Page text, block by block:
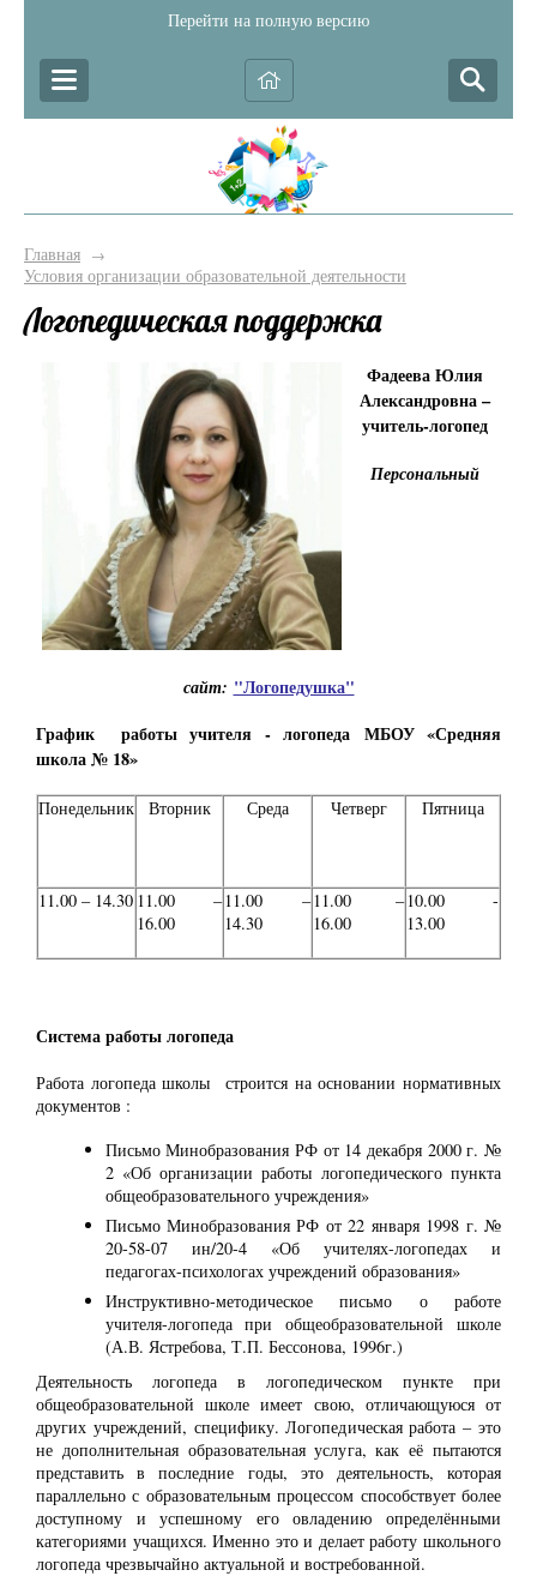
Перейти на полную версию
Главная →
Условия организации образовательной деятельности
Логопедическая поддержка
Фадеева Юлия
Александровна –
учитель-логопед
Персональный
сайт: "Логопедушка"
График работы учителя - логопеда МБОУ «Средняя
школа № 18»
Понедельник Вторник Среда Четверг Пятница
11.00 – 14.30 11.00 –
16.00
11.00 –
14.30
11.00 –
16.00
10.00 -
13.00
Система работы логопеда
Работа логопеда школы строится на основании нормативных
документов :
Письмо Минобразования РФ от 14 декабря 2000 г. №
2 «Об организации работы логопедического пункта
общеобразовательного учреждения»
Письмо Минобразования РФ от 22 января 1998 г. №
20-58-07 ин/20-4 «Об учителях-логопедах и
педагогах-психологах учреждений образования»
Инструктивно-методическое письмо о работе
учителя-логопеда при общеобразовательной школе
(А.В. Ястребова, Т.П. Бессонова, 1996г.)
Деятельность логопеда в логопедическом пункте при
общеобразовательной школе имеет свою, отличающуюся от
других учреждений, специфику. Логопедическая работа – это
не дополнительная образовательная услуга, как её пытаются
представить в последние годы, это деятельность, которая
параллельно с образовательным процессом способствует более
доступному и успешному его овладению определёнными
категориями учащихся. Именно это и делает работу школьного
логопеда чрезвычайно актуальной и востребованной.